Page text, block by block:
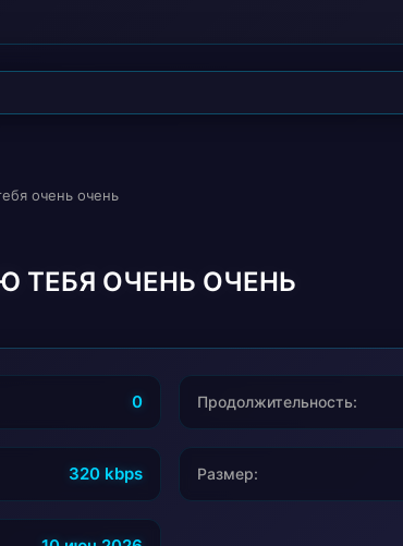
очень очень
ТЕБЯ ОЧЕНЬ ОЧЕНЬ
0 Продолжительность:
320 kbps Размер: